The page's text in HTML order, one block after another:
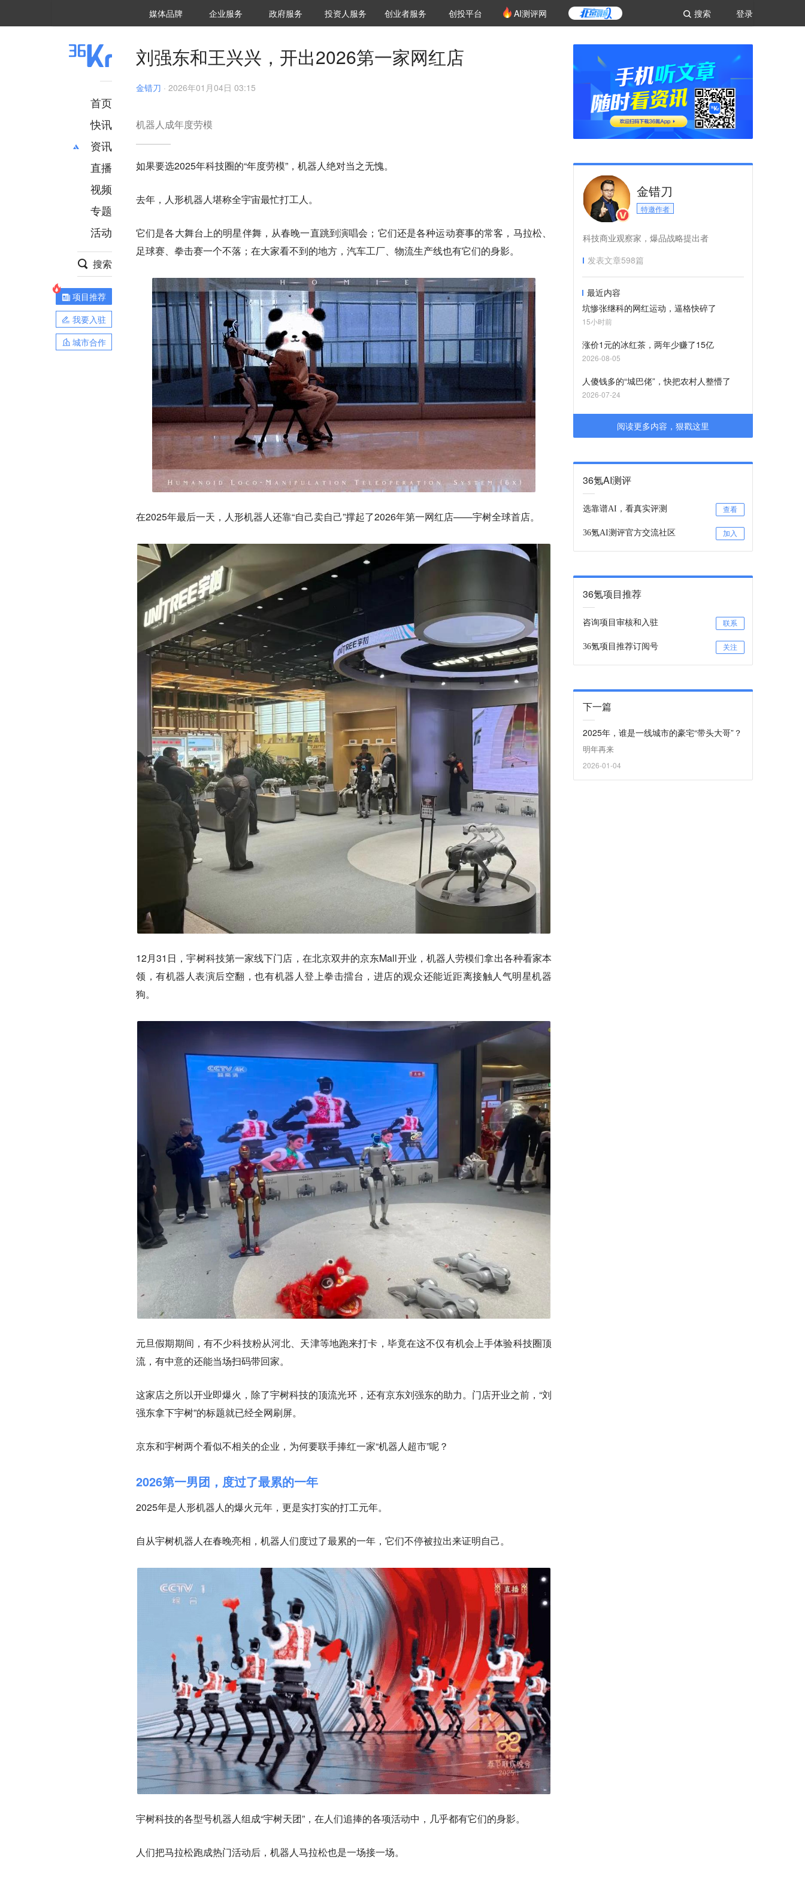
登录
搜索
媒体品牌 36Kr研究院
企业服务 城市之窗
政府服务 VClub投资机构库
投资机构职位推介
投资人服务 创投氪堂
创业者服务 创投平台 AI测评网
首页
快讯
资讯
推荐
财经
项目推荐
安徽
直播
视频
专题
活动
搜索
项目推荐
我要入驻
城市合作
刘强东和王兴兴，开出2026第一家网红店
金错刀 · 2026年01月04日 03:15
机器人成年度劳模
如果要选2025年科技圈的“年度劳模”，机器人绝对当之无愧。
去年，人形机器人堪称全宇宙最忙打工人。
它们是各大舞台上的明星伴舞，从春晚一直跳到演唱会；它们还是各种运动赛事的常客，马拉松、
足球赛、拳击赛一个不落；在大家看不到的地方，汽车工厂、物流生产线也有它们的身影。
在2025年最后一天，人形机器人还靠“自己卖自己”撑起了2026年第一网红店——宇树全球首店。
12月31日，宇树科技第一家线下门店，在北京双井的京东Mall开业，机器人劳模们拿出各种看家本
领，有机器人表演后空翻，也有机器人登上拳击擂台，进店的观众还能近距离接触人气明星机器
狗。
元旦假期期间，有不少科技粉从河北、天津等地跑来打卡，毕竟在这不仅有机会上手体验科技圈顶
流，有中意的还能当场扫码带回家。
这家店之所以开业即爆火，除了宇树科技的顶流光环，还有京东刘强东的助力。门店开业之前，“刘
强东拿下宇树”的标题就已经全网刷屏。
京东和宇树两个看似不相关的企业，为何要联手捧红一家“机器人超市”呢？
2026第一男团，度过了最累的一年
2025年是人形机器人的爆火元年，更是实打实的打工元年。
自从宇树机器人在春晚亮相，机器人们度过了最累的一年，它们不停被拉出来证明自己。
宇树科技的各型号机器人组成“宇树天团”，在人们追捧的各项活动中，几乎都有它们的身影。
人们把马拉松跑成热门活动后，机器人马拉松也是一场接一场。
金错刀
特邀作者
科技商业观察家，爆品战略提出者
发表文章598篇
最近内容
坑惨张继科的网红运动，逼格快碎了
15小时前
涨价1元的冰红茶，两年少赚了15亿
2026-08-05
人傻钱多的“城巴佬”，快把农村人整懵了
2026-07-24
阅读更多内容，狠戳这里
36氪AI测评
选靠谱AI，看真实评测 查看
36氪AI测评官方交流社区 加入
36氪项目推荐
咨询项目审核和入驻 联系
36氪项目推荐订阅号 关注
下一篇
2025年，谁是一线城市的豪宅“带头大哥”？
明年再来
2026-01-04